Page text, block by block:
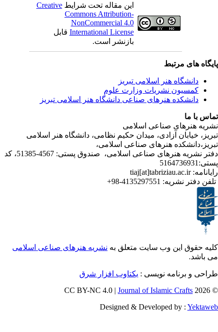
این مقاله تحت شرایطCreative
Commons Attribution-
NonCommercial 4.0
International Licenseقابل
بازنشر است.
مرتبط
هنر اسلامی تبریز
نشریات وزارت علوم
هنرهای صناعی دانشگاه هنر اسلامی تبریز
صناعی اسلامی
آزادی، میدان حکیم نظامی، دانشگاه هنر اسلامی
هنرهای صناعی اسلامی،
دفتر نشریه هنرهای صناعی اسلامی، صندوق پستی: 4567-51385، کد
نشریه:4135297551-98+
این وب سایت متعلق بهنشریه هنرهای صناعی اسلامی
نویسی : یکتاوب افزار شرق
Journal of Islamic
Designed & Developed by :